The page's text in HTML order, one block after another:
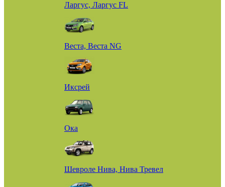
Ларгус, Ларгус FL
Веста, Веста NG
Иксрей
Ока
Шевроле Нива, Нива Тревел